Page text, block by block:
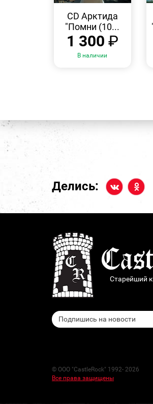
ПРОСМОТР
CD Арктида
"Помни (10...
1 300 ₽
В наличии
Делись:
Старейший
© ООО "CastleRock" 1992- 2026
Все права защищены